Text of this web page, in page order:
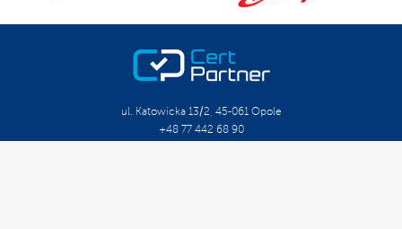
ul. Katowicka 13/2, 45-061 Opole
+48 77 442 68 90